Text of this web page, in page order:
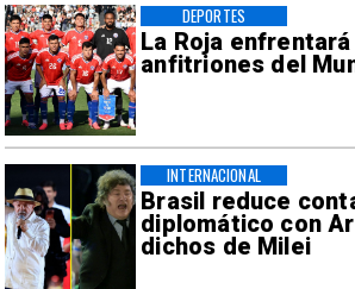
La Roja
anfitriones del
DEPORTES
Brasil reduce
diplomático con
dichos de Milei
INTERNACIONAL